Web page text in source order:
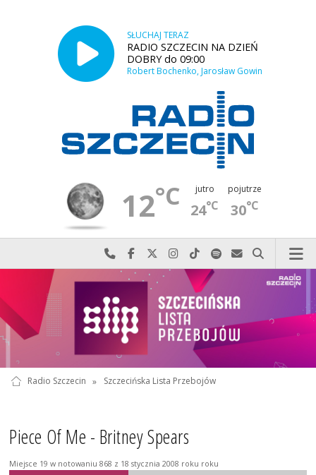
SŁUCHAJ TERAZ
RADIO SZCZECIN NA DZIEŃ
DOBRY do 09:00
Robert Bochenko, Jarosław Gowin
12°C jutro
24°C
pojutrze
30°C
Najlepiej po prostu do nas zadzwoń
Odwiedź nas na Facebook-u
Odwiedź nas na X
Odwiedź nas na Instagram-ie
Odwiedź nas na TikTok-u
Szukaj nas na Spotify
Wyślij do nas
Szukaj
Radio Szczecin » Szczecińska Lista Przebojów
Piece Of Me - Britney Spears
Miejsce 19 w notowaniu 868 z 18 stycznia 2008 roku roku